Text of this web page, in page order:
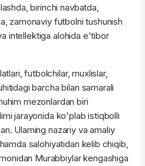
birinchi navbatda,
zamonaviy futbolni tushunish
intellektiga alohida e'tibor
futbolchilar, muxlislar,
barcha bilan samarali
mezonlardan biri
jarayonida ko'plab istiqbolli
Ularning nazariy va amaliy
salohiyatidan kelib chiqib,
Murabbiylar kengashiga